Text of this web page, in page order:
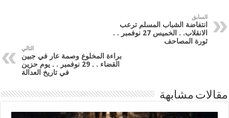
السابق
انتفاضة الشباب المسلم ترعب
الانقلاب. . الخميس 27 نوفمبر . .
ثورة المصاحف
التالي
براءة المخلوع وصمة عار في جبين
القضاء . . 29 نوفمبر . . يوم حزين
في تاريخ العدالة
مقالات مشابهة